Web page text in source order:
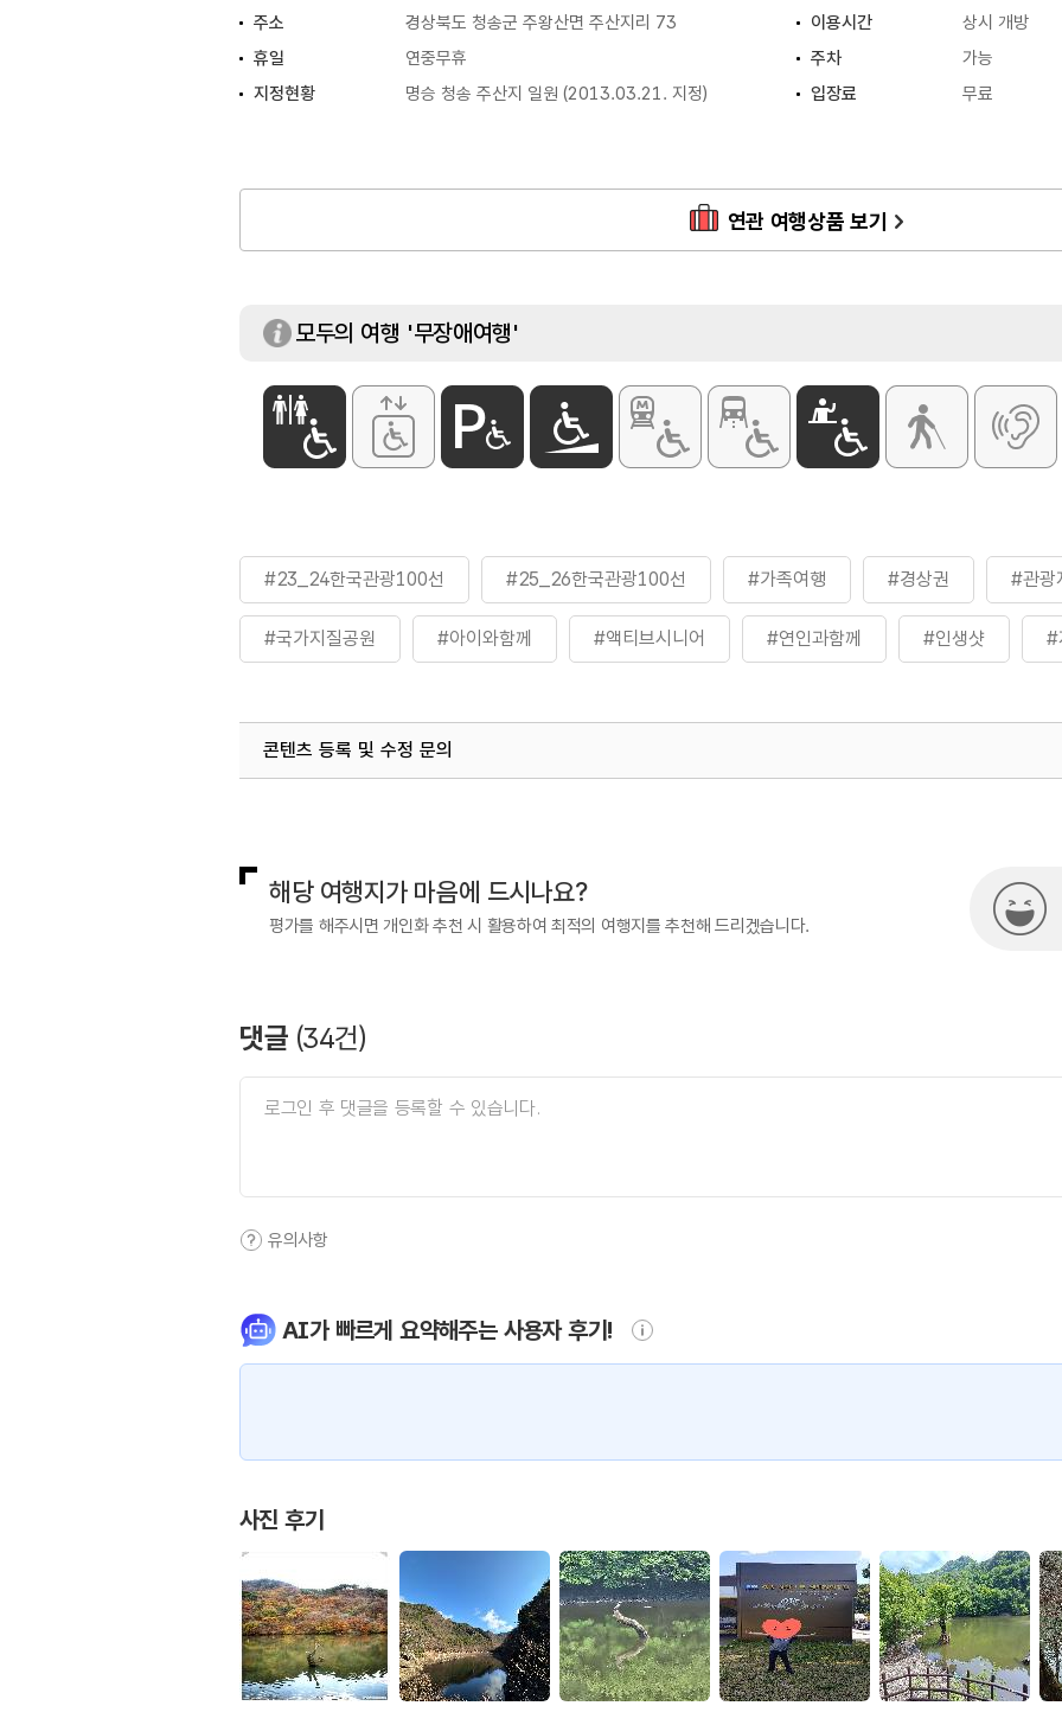
주소
경상북도 청송군 주왕산면 주산지리 73 이용시간
상시 개방
휴일
연중무휴 주차
가능
지정현황
명승 청송 주산지 일원 (2013.03.21. 지정) 입장료 무료
연관 여행상품 보기
모두의 여행 '무장애여행'
#23_24한국관광100선 #25_26한국관광100선 #가족여행 #경상권 #관광
#국가지질공원 #아이와함께 #액티브시니어 #연인과함께 #인생샷 #
#지질공원 #지질명소
콘텐츠 등록 및 수정 문의
해당 여행지가 마음에 드시나요?
평가를 해주시면 개인화 추천 시 활용하여 최적의 여행지를 추천해 드리겠습니다.
댓글 (34건)
유의사항
AI가 빠르게 요약해주는 사용자 후기!
사진 후기